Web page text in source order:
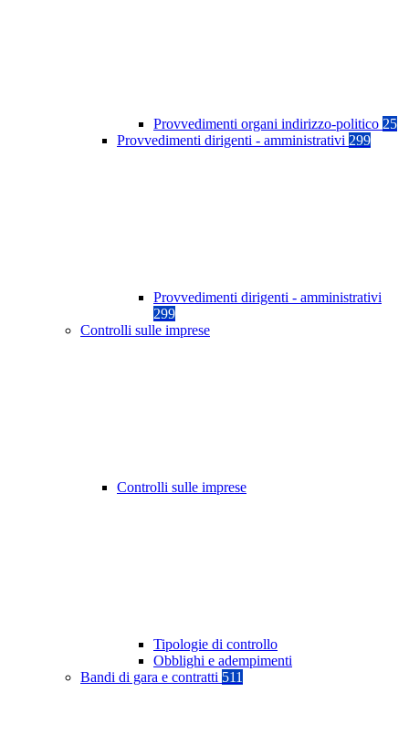
Provvedimenti organi indirizzo-politico 25
Provvedimenti dirigenti - amministrativi 299
Provvedimenti dirigenti - amministrativi
299
Controlli sulle imprese
Controlli sulle imprese
Tipologie di controllo
Obblighi e adempimenti
Bandi di gara e contratti 511